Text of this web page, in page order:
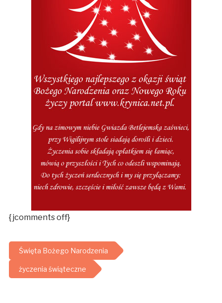
{jcomments off}
Święta Bożego Narodzenia
życzenia świąteczne